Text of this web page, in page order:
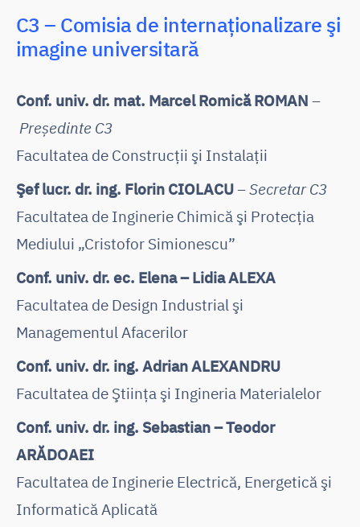
C3 – Comisia de internaţionalizare şi
imagine universitară
Conf. univ. dr. mat. Marcel Romică ROMAN –
Președinte C3
Facultatea de Construcţii şi Instalaţii
Şef lucr. dr. ing. Florin CIOLACU– Secretar C3
Facultatea de Inginerie Chimică şi Protecţia
Mediului „Cristofor Simionescu”
Conf. univ. dr. ec. Elena – Lidia ALEXA
Facultatea de Design Industrial şi
Managementul Afacerilor
Conf. univ. dr. ing. Adrian ALEXANDRU
Facultatea de Ştiinţa şi Ingineria Materialelor
Conf. univ. dr. ing. Sebastian – Teodor
ARĂDOAEI
Facultatea de Inginerie Electrică, Energetică şi
Informatică Aplicată